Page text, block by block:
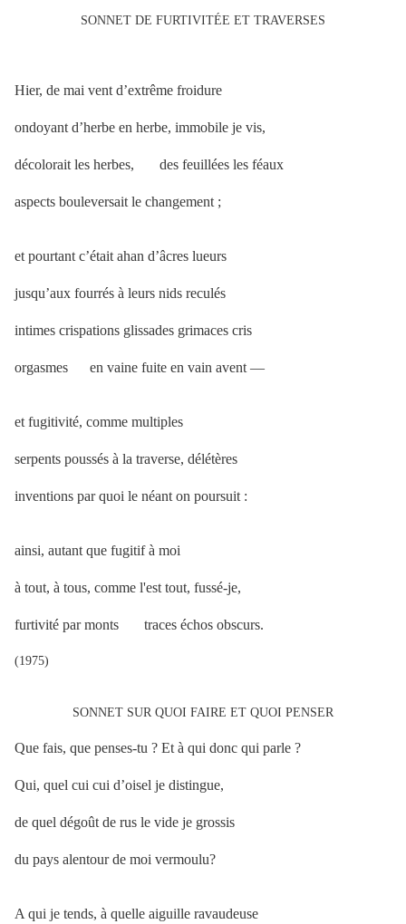
SONNET DE FURTIVITÉE ET TRAVERSES
Hier, de mai vent d’extrême froidure
ondoyant d’herbe en herbe, immobile je vis,
décolorait les herbes, des feuillées les féaux
aspects bouleversait le changement ;
et pourtant c’était ahan d’âcres lueurs
jusqu’aux fourrés à leurs nids reculés
intimes crispations glissades grimaces cris
orgasmes en vaine fuite en vain avent —
et fugitivité, comme multiples
serpents poussés à la traverse, délétères
inventions par quoi le néant on poursuit :
ainsi, autant que fugitif à moi
à tout, à tous, comme l'est tout, fussé-je,
furtivité par monts traces échos obscurs.
(1975)
SONNET SUR QUOI FAIRE ET QUOI PENSER
Que fais, que penses-tu ? Et à qui donc qui parle ?
Qui, quel cui cui d’oisel je distingue,
de quel dégoût de rus le vide je grossis
du pays alentour de moi vermoulu?
A qui je tends, à quelle aiguille ravaudeuse